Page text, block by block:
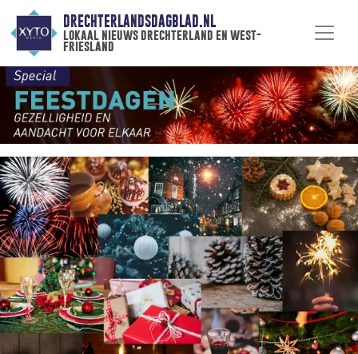
DRECHTERLANDSDAGBLAD.NL
lokaal nieuws drechterland en west-
friesland